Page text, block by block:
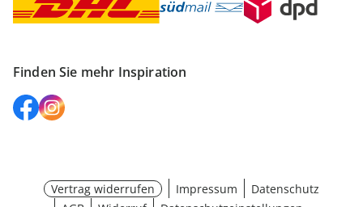
Finden Sie mehr Inspiration
Vertrag widerrufen Impressum
Datenschutz